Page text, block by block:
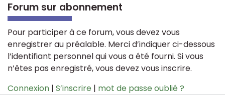
Forum sur abonnement
Pour participer à ce forum, vous devez vous
enregistrer au préalable. Merci d’indiquer ci-dessous
l’identifiant personnel qui vous a été fourni. Si vous
n’êtes pas enregistré, vous devez vous inscrire.
Connexion | S’inscrire | mot de passe oublié ?